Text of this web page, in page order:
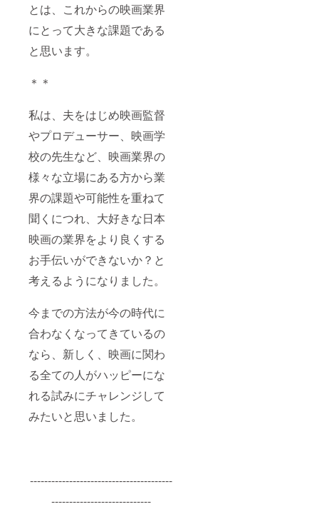
とは、これからの映画業界
にとって大きな課題である
と思います。
＊＊
私は、夫をはじめ映画監督
やプロデューサー、映画学
校の先生など、映画業界の
様々な立場にある方から業
界の課題や可能性を重ねて
聞くにつれ、大好きな日本
映画の業界をより良くする
お手伝いができないか？と
考えるようになりました。
今までの方法が今の時代に
合わなくなってきているの
なら、新しく、映画に関わ
る全ての人がハッピーにな
れる試みにチャレンジして
みたいと思いました。
----------------------------------------
----------------------------